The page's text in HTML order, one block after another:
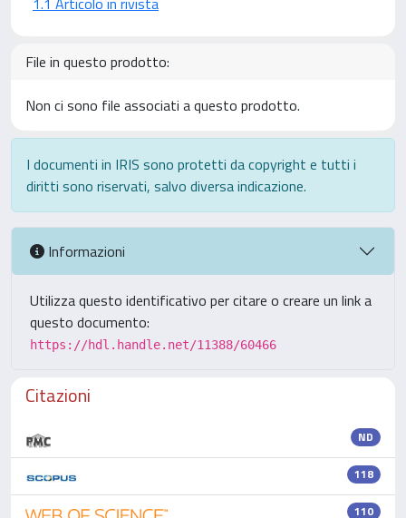
File in questo prodotto:
Non ci sono file associati a questo prodotto.
I documenti in IRIS sono protetti da copyright e tutti i
diritti sono riservati, salvo diversa indicazione.
Informazioni
Utilizza questo identificativo per citare o creare un link a
questo documento:
https://hdl.handle.net/11388/60466
Citazioni
ND
118
110